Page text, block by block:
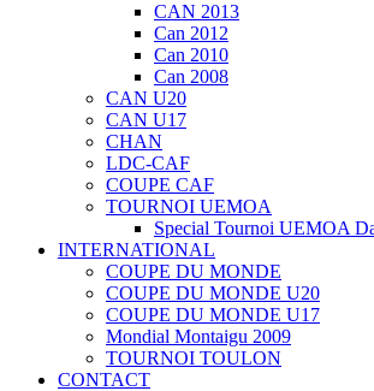
CAN 2013
Can 2012
Can 2010
Can 2008
CAN U20
CAN U17
CHAN
LDC-CAF
COUPE CAF
TOURNOI UEMOA
Special Tournoi UEMOA
INTERNATIONAL
COUPE DU MONDE
COUPE DU MONDE U20
COUPE DU MONDE U17
Mondial Montaigu 2009
TOURNOI TOULON
CONTACT